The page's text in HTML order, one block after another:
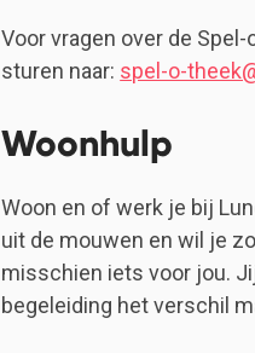
Voor vragen over de
sturen naar: spel-o-
Woonhulp
Woon en of werk je bij
uit de mouwen en wil je
misschien iets voor jou.
begeleiding het verschil